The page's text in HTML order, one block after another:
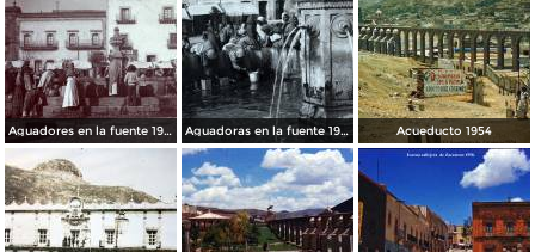
Aguadores en la fuente 1904 Aguadoras en la fuente 1901 Acueducto 1954